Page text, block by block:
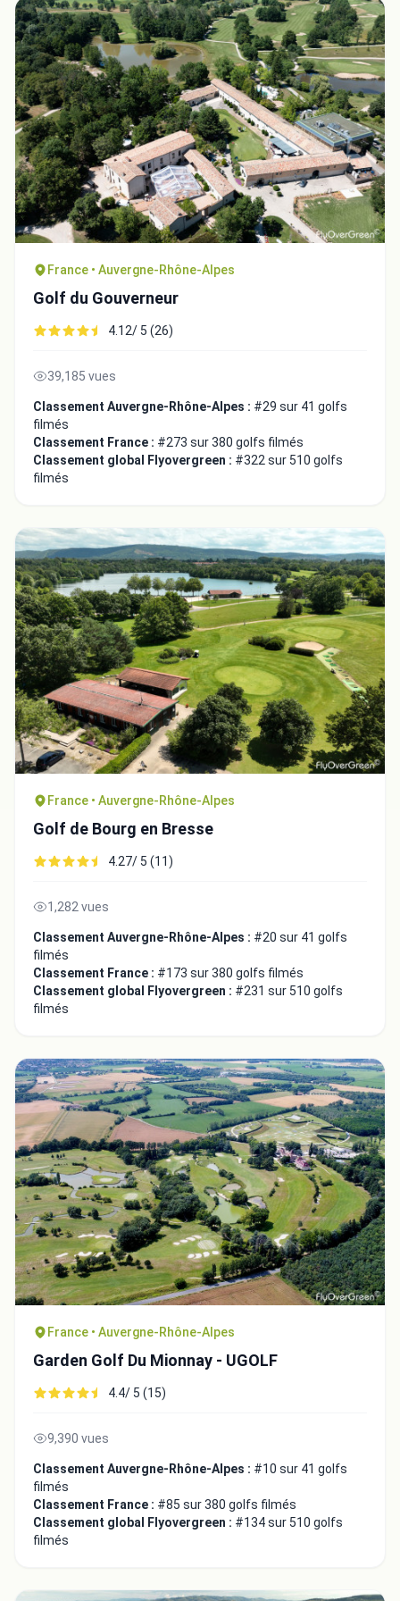
France • Auvergne-Rhône-Alpes
Golf du Gouverneur
4.12/ 5 (26)
39,185 vues
Classement Auvergne-Rhône-Alpes : #29 sur 41 golfs
filmés
Classement France : #273 sur 380 golfs filmés
Classement global Flyovergreen : #322 sur 510 golfs
filmés
France • Auvergne-Rhône-Alpes
Golf de Bourg en Bresse
4.27/ 5 (11)
1,282 vues
Classement Auvergne-Rhône-Alpes : #20 sur 41 golfs
filmés
Classement France : #173 sur 380 golfs filmés
Classement global Flyovergreen : #231 sur 510 golfs
filmés
France • Auvergne-Rhône-Alpes
Garden Golf Du Mionnay - UGOLF
4.4/ 5 (15)
9,390 vues
Classement Auvergne-Rhône-Alpes : #10 sur 41 golfs
filmés
Classement France : #85 sur 380 golfs filmés
Classement global Flyovergreen : #134 sur 510 golfs
filmés
Intégrer la video
Choix de la vidéo:
Copier dans le presse-papiers
Embed code